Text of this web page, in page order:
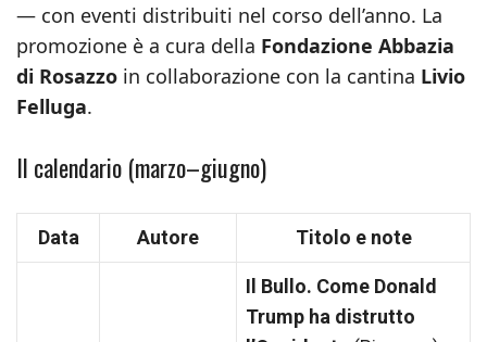
— con eventi distribuiti nel corso dell’anno. La
promozione è a cura della Fondazione Abbazia
di Rosazzo in collaborazione con la cantina Livio
Felluga.
Il calendario (marzo–giugno)
Data Autore Titolo e note
Il Bullo. Come Donald
Trump ha distrutto